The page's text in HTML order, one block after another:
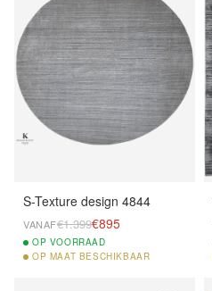
S-Texture design 4844
VANAF€1.399€895
OP VOORRAAD
OP MAAT BESCHIKBAAR